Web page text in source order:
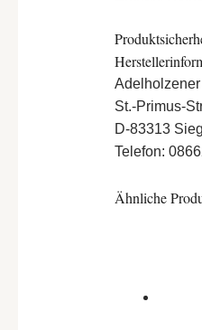
St.-Primus-
D-83313
Telefon:
Ähnliche